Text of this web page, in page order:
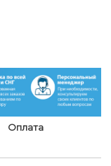
Оплата